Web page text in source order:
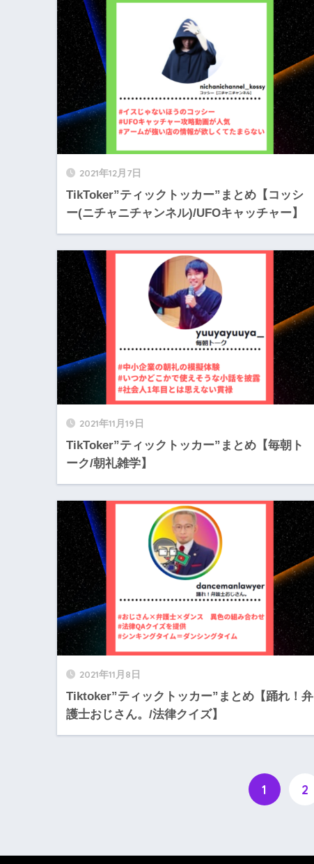
2021年12月7日
TikToker”ティックトッカー”まとめ【コッシ
ー(ニチャニチャンネル)/UFOキャッチャー】
2021年11月19日
TikToker”ティックトッカー”まとめ【毎朝ト
ーク/朝礼雑学】
2021年11月8日
Tiktoker”ティックトッカー”まとめ【踊れ！弁
護士おじさん。/法律クイズ】
1 2